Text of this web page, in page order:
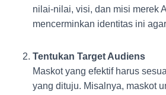
nilai-nilai, visi, dan misi merek
mencerminkan identitas ini
Tentukan Target Audiens
Maskot yang efektif harus
yang dituju. Misalnya, maskot